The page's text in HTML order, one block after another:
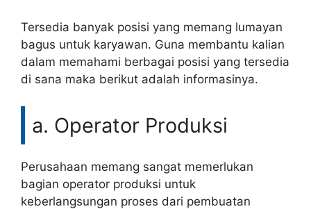
Tersedia banyak posisi yang memang lumayan
bagus untuk karyawan. Guna membantu kalian
dalam memahami berbagai posisi yang tersedia
di sana maka berikut adalah informasinya.
a. Operator Produksi
Perusahaan memang sangat memerlukan
bagian operator produksi untuk
keberlangsungan proses dari pembuatan